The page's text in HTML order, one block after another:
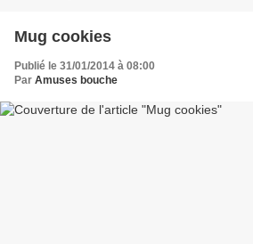
Mug cookies
Publié le 31/01/2014 à 08:00
Par Amuses bouche